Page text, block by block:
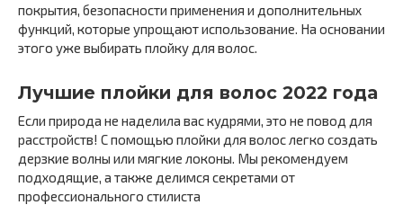
покрытия, безопасности применения и дополнительных
функций, которые упрощают использование. На основании
этого уже выбирать плойку для волос.
Лучшие плойки для волос 2022 года
Если природа не наделила вас кудрями, это не повод для
расстройств! С помощью плойки для волос легко создать
дерзкие волны или мягкие локоны. Мы рекомендуем
подходящие, а также делимся секретами от
профессионального стилиста